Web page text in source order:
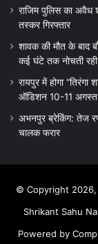
राजिम पुलिस का अवैध
तस्कर गिरफ्तार
शावक की मौत के बाद
कई घंटे तक नोचती
रायपुर में होगा
ऑडिशन 10-11 अगस्त
अभनपुर ब्रेकिंग: तेज
चालक फरार
© Copyright
Shrikant Sahu
Powered by